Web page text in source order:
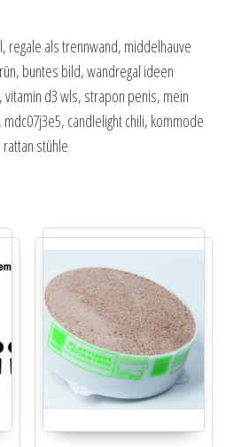
regale als trennwand, middelhauve
buntes bild, wandregal ideen
d3 wls, strapon penis, mein
candlelight chili, kommode
stühle